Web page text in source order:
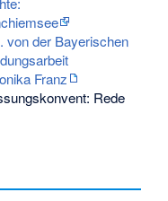
von der Bayerischen
Franz
Rede